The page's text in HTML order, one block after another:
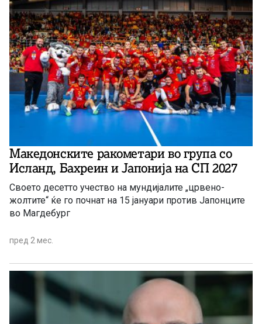
Македонските ракометари во група со
Исланд, Бахреин и Јапонија на СП 2027
Своето десетто учество на мундијалите „црвено-
жолтите“ ќе го почнат на 15 јануари против Јапонците
во Магдебург
пред 2 мес.